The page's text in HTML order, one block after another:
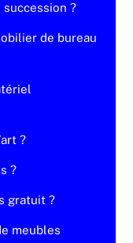
succession ?
de bureau
?
?
gratuit ?
meubles